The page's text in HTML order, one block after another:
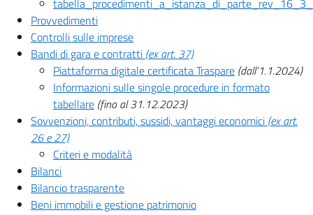
Provvedimenti
Controlli sulle imprese
Bandi di gara e contratti (ex art. 37)
Piattaforma digitale certificata Traspare (dall’1.1.2024)
Informazioni sulle singole procedure in formato
tabellare (fino al 31.12.2023)
Sovvenzioni, contributi, sussidi, vantaggi economici (ex art.
26 e 27)
Criteri e modalità
Bilanci
Bilancio trasparente
Beni immobili e gestione patrimonio